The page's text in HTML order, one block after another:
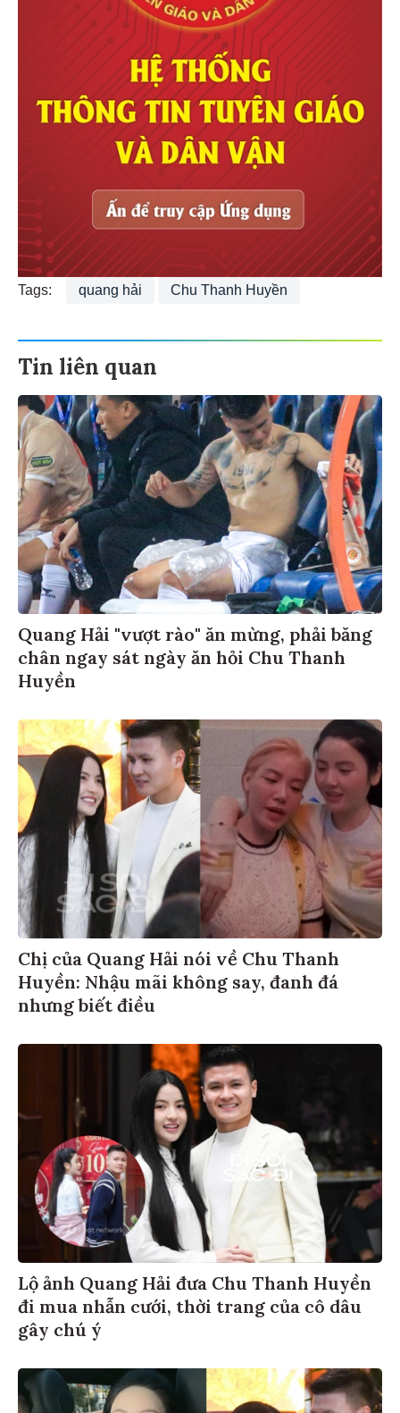
Tags: quang hải Chu Thanh Huyền
Tin liên quan
Quang Hải "vượt rào" ăn mừng, phải băng
chân ngay sát ngày ăn hỏi Chu Thanh
Huyền
Chị của Quang Hải nói về Chu Thanh
Huyền: Nhậu mãi không say, đanh đá
nhưng biết điều
Lộ ảnh Quang Hải đưa Chu Thanh Huyền
đi mua nhẫn cưới, thời trang của cô dâu
gây chú ý